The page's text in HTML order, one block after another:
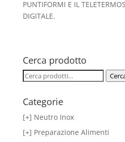
PUNTIFORMI E IL
DIGITALE.
Cerca prodotto
Cerca:
Categorie
[+] Neutro Inox
[+] Preparazione Alimenti